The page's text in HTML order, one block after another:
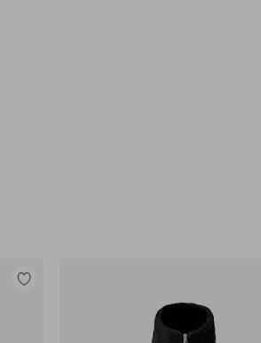
Lisää